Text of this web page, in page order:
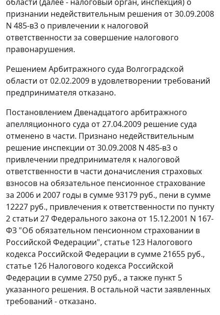
области (далее - налоговый орган, инспекция) о
признании недействительным решения от 30.09.2008
N 485-в3 о привлечении к налоговой
ответственности за совершение налогового
правонарушения.
Решением Арбитражного суда Волгоградской
области от 02.02.2009 в удовлетворении требований
предпринимателя отказано.
Постановлением Двенадцатого арбитражного
апелляционного суда от 27.04.2009 решение суда
отменено в части. Признано недействительным
решение инспекции от 30.09.2008 N 485-в3 о
привлечении предпринимателя к налоговой
ответственности в части доначисления страховых
взносов на обязательное пенсионное страхование
за 2006 и 2007 годы в сумме 93179 руб., пени в сумме
12227 руб., привлечения к ответственности по пункту
2 статьи 27Федерального закона от 15.12.2001 N 167-
ФЗ "Об обязательном пенсионном страховании в
Российской Федерации", статье 123 Налогового
кодекса Российской Федерации в сумме 21655 руб.,
статье 126 Налогового кодекса Российской
Федерации в сумме 2750 руб., а также пункт 5
указанного решения. В остальной части заявленных
требований - отказано.